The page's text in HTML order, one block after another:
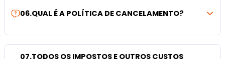
06.QUAL É A POLÍTICA DE CANCELAMENTO?
07.TODOS OS IMPOSTOS E OUTROS CUSTOS